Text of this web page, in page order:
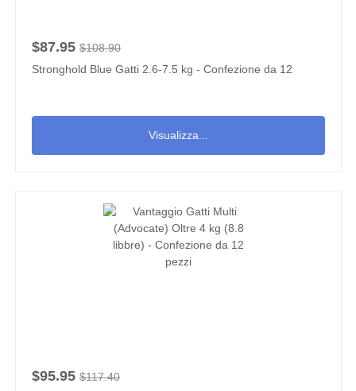
$87.95 $108.90
Stronghold Blue Gatti 2.6-7.5 kg - Confezione da 12
Visualizza...
$95.95 $117.40